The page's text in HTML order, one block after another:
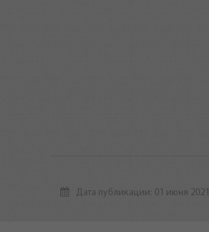
Дата публикации: 01 июня 2021